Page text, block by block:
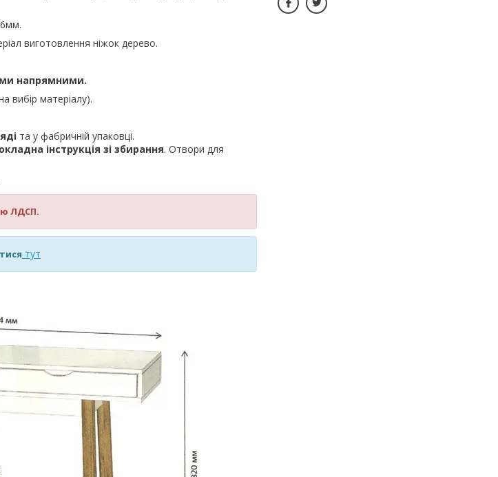
виготовлення ніжок дерево.
напрямними.
вибір матеріалу).
та у фабричній упаковці.
інструкція зі збирання. Отвори для
ЛДСП.
тут